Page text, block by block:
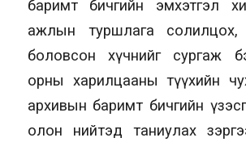
баримт бичгийн эмхэтгэл
ажлын туршлага солилцох,
боловсон хүчнийг сургаж
орны харилцааны түүхийн
архивын баримт бичгийн
олон нийтэд таниулах